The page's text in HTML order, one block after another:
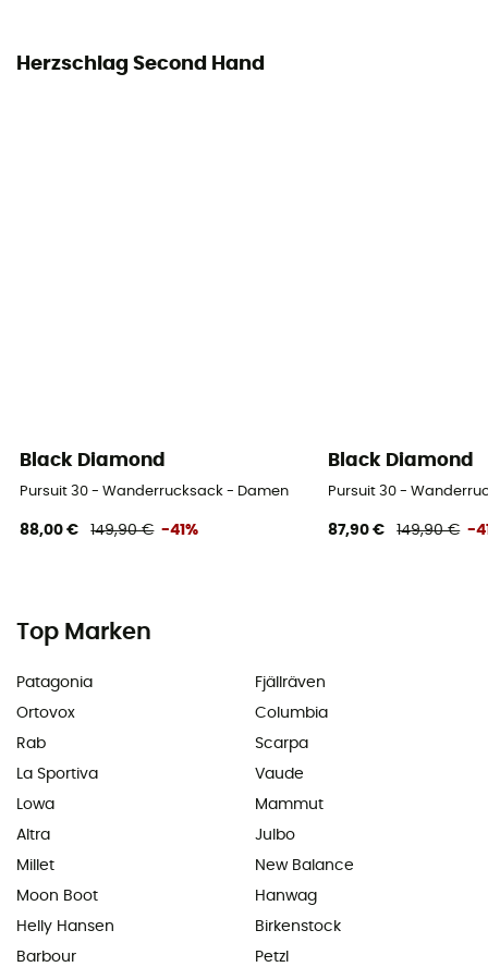
Herzschlag Second Hand
Black Diamond
Pursuit 30 - Wanderrucksack - Damen
88,00 € 149,90 € -41%
Black Diamond
Pursuit 30 -
87,90 € 149,90 € -
Top Marken
Patagonia
Ortovox
Rab
La Sportiva
Lowa
Altra
Millet
Moon Boot
Helly Hansen
Barbour
Fjällräven
Columbia
Scarpa
Vaude
Mammut
Julbo
New Balance
Hanwag
Birkenstock
Petzl